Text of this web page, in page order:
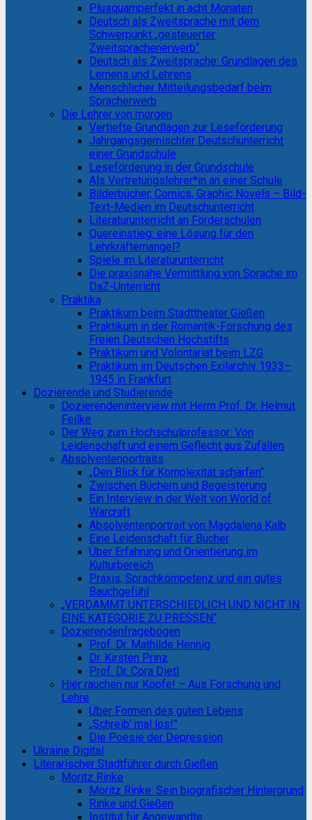
Plusquamperfekt in acht Monaten
Deutsch als Zweitsprache mit dem
Schwerpunkt „gesteuerter
Zweitsprachenerwerb“
Deutsch als Zweitsprache: Grundlagen des
Lernens und Lehrens
Menschlicher Mitteilungsbedarf beim
Spracherwerb
Die Lehrer von morgen
Vertiefte Grundlagen zur Leseförderung
Jahrgangsgemischter Deutschunterricht
einer Grundschule
Leseförderung in der Grundschule
Als Vertretungslehrer*in an einer Schule
Bilderbücher, Comics, Graphic Novels – Bild-
Text-Medien im Deutschunterricht
Literaturunterricht an Förderschulen
Quereinstieg: eine Lösung für den
Lehrkräftemangel?
Spiele im Literaturunterricht
Die praxisnahe Vermittlung von Sprache im
DaZ-Unterricht
Praktika
Praktikum beim Stadttheater Gießen
Praktikum in der Romantik-Forschung des
Freien Deutschen Hochstifts
Praktikum und Volontariat beim LZG
Praktikum im Deutschen Exilarchiv 1933–
1945 in Frankfurt
Dozierende und Studierende
Dozierendeninterview mit Herrn Prof. Dr. Helmut
Feilke
Der Weg zum Hochschulprofessor: Von
Leidenschaft und einem Geflecht aus Zufällen
Absolventenportraits
„Den Blick für Komplexität schärfen“
Zwischen Büchern und Begeisterung
Ein Interview in der Welt von World of
Warcraft
Absolventenportrait von Magdalena Kalb
Eine Leidenschaft für Bücher
Über Erfahrung und Orientierung im
Kulturbereich
Praxis, Sprachkompetenz und ein gutes
Bauchgefühl
„VERDAMMT UNTERSCHIEDLICH UND NICHT IN
EINE KATEGORIE ZU PRESSEN“
Dozierendenfragebögen
Prof. Dr. Mathilde Hennig
Dr. Kirsten Prinz
Prof. Dr. Cora Dietl
Hier rauchen nur Köpfe! – Aus Forschung und
Lehre
Über Formen des guten Lebens
„Schreib‘ mal los!”
Die Poesie der Depression
Ukraine Digital
Literarischer Stadtführer durch Gießen
Moritz Rinke
Moritz Rinke: Sein biografischer Hintergrund
Rinke und Gießen
Institut für Angewandte